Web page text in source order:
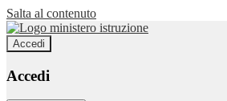
Salta al contenuto
Accedi
Accedi